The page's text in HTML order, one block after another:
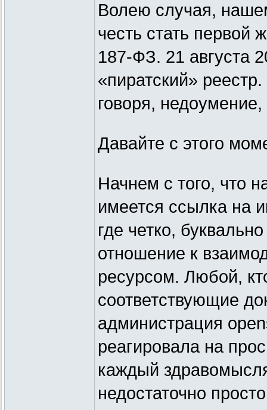
Волею случая,
честь стать первой
187-ФЗ. 21 августа
«пиратский»
говоря,
Давайте с этого
Начнем с того, что
имеется ссылка на
где четко,
отношение к
ресурсом. Любой,
соответствующие
администрация
реагировала на
каждый
недостаточно